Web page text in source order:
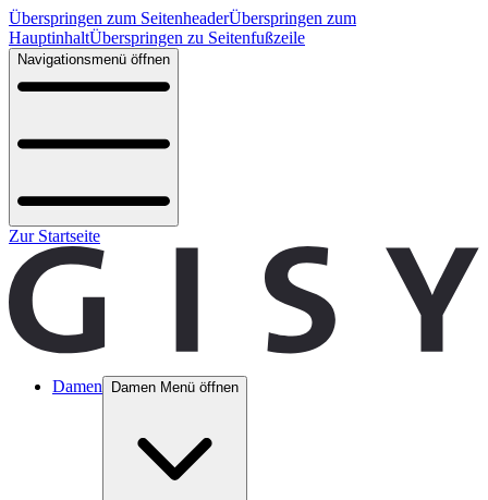
Überspringen zum SeitenheaderÜberspringen zum
HauptinhaltÜberspringen zu Seitenfußzeile
Navigationsmenü öffnen
Zur Startseite
Damen Damen Menü öffnen